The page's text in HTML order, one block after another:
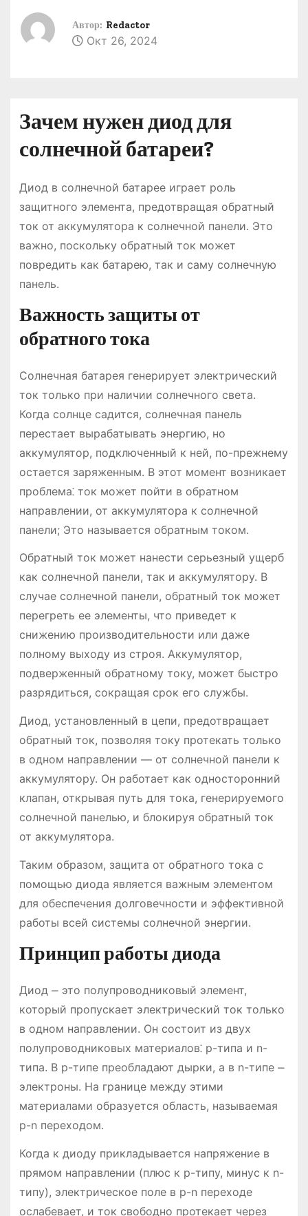
Автор: Redactor
Окт 26, 2024
Зачем нужен диод для
солнечной батареи?
Диод в солнечной батарее играет роль
защитного элемента, предотвращая обратный
ток от аккумулятора к солнечной панели. Это
важно, поскольку обратный ток может
повредить как батарею, так и саму солнечную
панель.
Важность защиты от
обратного тока
Солнечная батарея генерирует электрический
ток только при наличии солнечного света.
Когда солнце садится, солнечная панель
перестает вырабатывать энергию, но
аккумулятор, подключенный к ней, по-прежнему
остается заряженным. В этот момент возникает
проблема⁚ ток может пойти в обратном
направлении, от аккумулятора к солнечной
панели; Это называется обратным током.
Обратный ток может нанести серьезный ущерб
как солнечной панели, так и аккумулятору. В
случае солнечной панели, обратный ток может
перегреть ее элементы, что приведет к
снижению производительности или даже
полному выходу из строя. Аккумулятор,
подверженный обратному току, может быстро
разрядиться, сокращая срок его службы.
Диод, установленный в цепи, предотвращает
обратный ток, позволяя току протекать только
в одном направлении ― от солнечной панели к
аккумулятору. Он работает как односторонний
клапан, открывая путь для тока, генерируемого
солнечной панелью, и блокируя обратный ток
от аккумулятора.
Таким образом, защита от обратного тока с
помощью диода является важным элементом
для обеспечения долговечности и эффективной
работы всей системы солнечной энергии.
Принцип работы диода
Диод ⎼ это полупроводниковый элемент,
который пропускает электрический ток только
в одном направлении. Он состоит из двух
полупроводниковых материалов⁚ p-типа и n-
типа. В p-типе преобладают дырки, а в n-типе ⎼
электроны. На границе между этими
материалами образуется область, называемая
p-n переходом.
Когда к диоду прикладывается напряжение в
прямом направлении (плюс к p-типу, минус к n-
типу), электрическое поле в p-n переходе
ослабевает, и ток свободно протекает через